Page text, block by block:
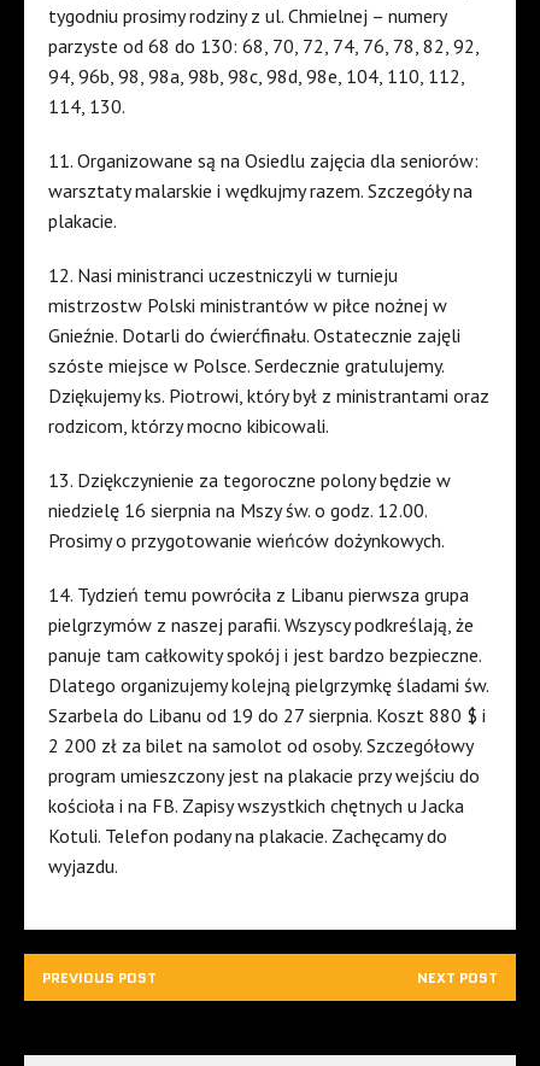
tygodniu prosimy rodziny z ul. Chmielnej – numery
parzyste od 68 do 130: 68, 70, 72, 74, 76, 78, 82, 92,
94, 96b, 98, 98a, 98b, 98c, 98d, 98e, 104, 110, 112,
114, 130.
11. Organizowane są na Osiedlu zajęcia dla seniorów:
warsztaty malarskie i wędkujmy razem. Szczegóły na
plakacie.
12. Nasi ministranci uczestniczyli w turnieju
mistrzostw Polski ministrantów w piłce nożnej w
Gnieźnie. Dotarli do ćwierćfinału. Ostatecznie zajęli
szóste miejsce w Polsce. Serdecznie gratulujemy.
Dziękujemy ks. Piotrowi, który był z ministrantami oraz
rodzicom, którzy mocno kibicowali.
13. Dziękczynienie za tegoroczne polony będzie w
niedzielę 16 sierpnia na Mszy św. o godz. 12.00.
Prosimy o przygotowanie wieńców dożynkowych.
14. Tydzień temu powróciła z Libanu pierwsza grupa
pielgrzymów z naszej parafii. Wszyscy podkreślają, że
panuje tam całkowity spokój i jest bardzo bezpieczne.
Dlatego organizujemy kolejną pielgrzymkę śladami św.
Szarbela do Libanu od 19 do 27 sierpnia. Koszt 880 $ i
2 200 zł za bilet na samolot od osoby. Szczegółowy
program umieszczony jest na plakacie przy wejściu do
kościoła i na FB. Zapisy wszystkich chętnych u Jacka
Kotuli. Telefon podany na plakacie. Zachęcamy do
wyjazdu.
PREVIOUS POST NEXT POST